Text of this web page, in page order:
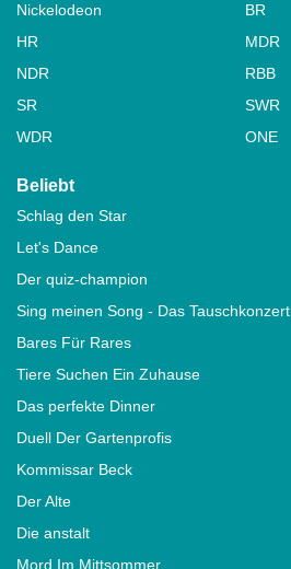
Nickelodeon
BR
HR
MDR
NDR
RBB
SR
SWR
WDR
ONE
Beliebt
Schlag den Star
Let's Dance
Der quiz-champion
Sing meinen Song - Das Tauschkonzert
Bares Für Rares
Tiere Suchen Ein Zuhause
Das perfekte Dinner
Duell Der Gartenprofis
Kommissar Beck
Der Alte
Die anstalt
Mord Im Mittsommer